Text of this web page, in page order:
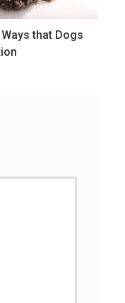
that Dogs